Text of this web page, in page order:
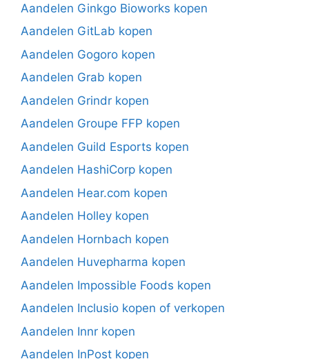
Aandelen Ginkgo Bioworks kopen
Aandelen GitLab kopen
Aandelen Gogoro kopen
Aandelen Grab kopen
Aandelen Grindr kopen
Aandelen Groupe FFP kopen
Aandelen Guild Esports kopen
Aandelen HashiCorp kopen
Aandelen Hear.com kopen
Aandelen Holley kopen
Aandelen Hornbach kopen
Aandelen Huvepharma kopen
Aandelen Impossible Foods kopen
Aandelen Inclusio kopen of verkopen
Aandelen Innr kopen
Aandelen InPost kopen